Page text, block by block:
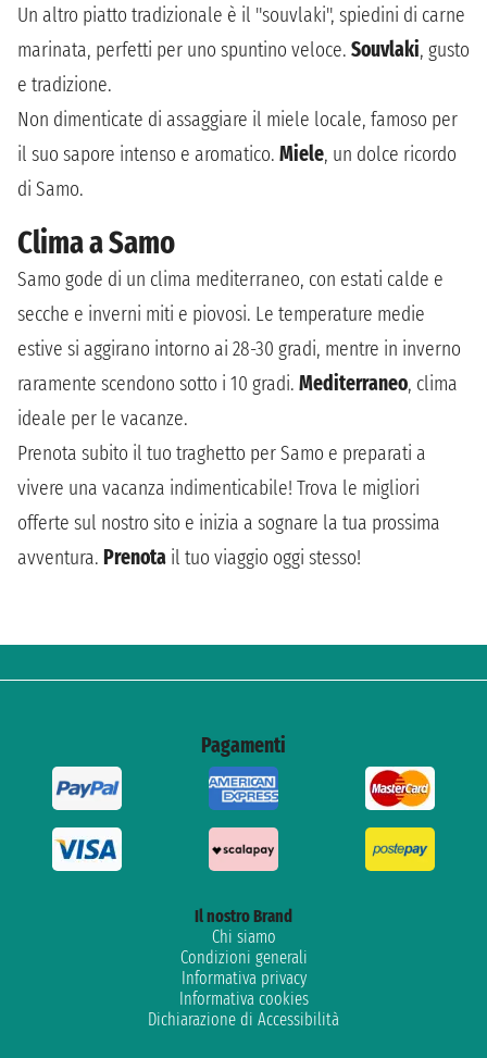
Un altro piatto tradizionale è il "souvlaki", spiedini di carne
marinata, perfetti per uno spuntino veloce. Souvlaki, gusto
e tradizione.
Non dimenticate di assaggiare il miele locale, famoso per
il suo sapore intenso e aromatico. Miele, un dolce ricordo
di Samo.
Clima a Samo
Samo gode di un clima mediterraneo, con estati calde e
secche e inverni miti e piovosi. Le temperature medie
estive si aggirano intorno ai 28-30 gradi, mentre in inverno
raramente scendono sotto i 10 gradi. Mediterraneo, clima
ideale per le vacanze.
Prenota subito il tuo traghetto per Samo e preparati a
vivere una vacanza indimenticabile! Trova le migliori
offerte sul nostro sito e inizia a sognare la tua prossima
avventura. Prenota il tuo viaggio oggi stesso!
Pagamenti
Il nostro Brand
Chi siamo
Condizioni generali
Informativa privacy
Informativa cookies
Dichiarazione di Accessibilità